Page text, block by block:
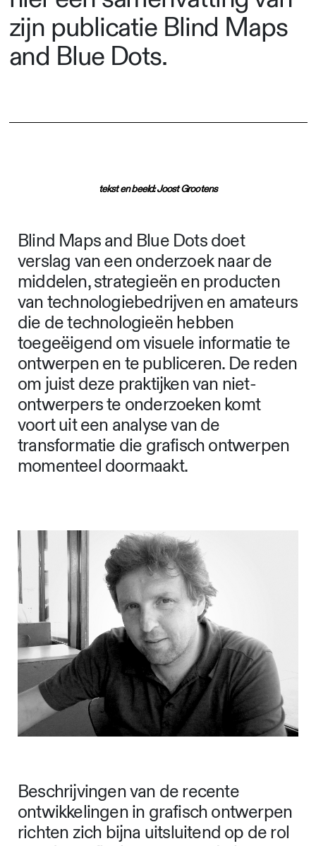
zijn publicatie Blind Maps
and Blue Dots.
tekst en beeld: Joost Grootens
Blind Maps and Blue Dots doet
verslag van een onderzoek naar de
middelen, strategieën en producten
van technologiebedrijven en amateurs
die de technologieën hebben
toegeëigend om visuele informatie te
ontwerpen en te publiceren. De reden
om juist deze praktijken van niet-
ontwerpers te onderzoeken komt
voort uit een analyse van de
transformatie die grafisch ontwerpen
momenteel doormaakt.
Beschrijvingen van de recente
ontwikkelingen in grafisch ontwerpen
richten zich bijna uitsluitend op de rol